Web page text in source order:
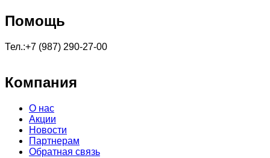
Помощь
Тел.:+7 (987) 290-27-00
Компания
О нас
Акции
Новости
Партнерам
Обратная связь